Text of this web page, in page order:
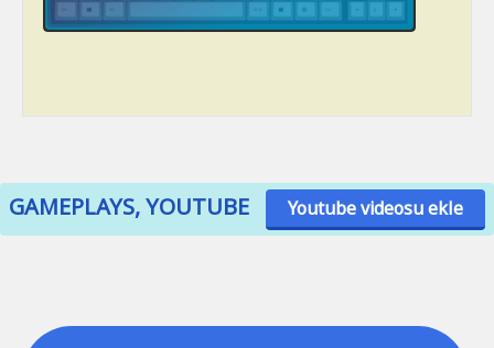
GAMEPLAYS, YOUTUBE Youtube videosu ekle